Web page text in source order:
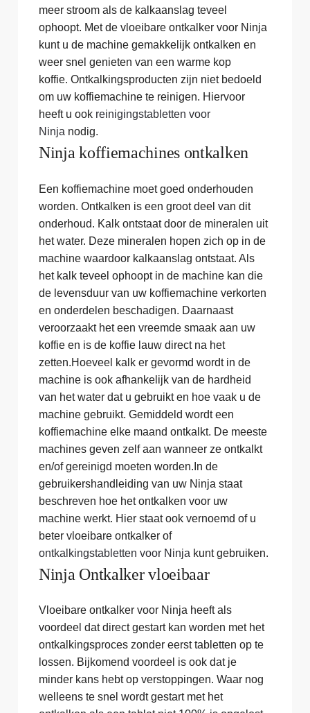
meer stroom als de kalkaanslag teveel
ophoopt. Met de vloeibare ontkalker voor Ninja
kunt u de machine gemakkelijk ontkalken en
weer snel genieten van een warme kop
koffie. Ontkalkingsproducten zijn niet bedoeld
om uw koffiemachine te reinigen. Hiervoor
heeft u ook reinigingstabletten voor
Ninja nodig.
Ninja koffiemachines ontkalken
Een koffiemachine moet goed onderhouden
worden. Ontkalken is een groot deel van dit
onderhoud. Kalk ontstaat door de mineralen uit
het water. Deze mineralen hopen zich op in de
machine waardoor kalkaanslag ontstaat. Als
het kalk teveel ophoopt in de machine kan die
de levensduur van uw koffiemachine verkorten
en onderdelen beschadigen. Daarnaast
veroorzaakt het een vreemde smaak aan uw
koffie en is de koffie lauw direct na het
zetten.Hoeveel kalk er gevormd wordt in de
machine is ook afhankelijk van de hardheid
van het water dat u gebruikt en hoe vaak u de
machine gebruikt. Gemiddeld wordt een
koffiemachine elke maand ontkalkt. De meeste
machines geven zelf aan wanneer ze ontkalkt
en/of gereinigd moeten worden.In de
gebruikershandleiding van uw Ninja staat
beschreven hoe het ontkalken voor uw
machine werkt. Hier staat ook vernoemd of u
beter vloeibare ontkalker of
ontkalkingstabletten voor Ninja kunt gebruiken.
Ninja Ontkalker vloeibaar
Vloeibare ontkalker voor Ninja heeft als
voordeel dat direct gestart kan worden met het
ontkalkingsproces zonder eerst tabletten op te
lossen. Bijkomend voordeel is ook dat je
minder kans hebt op verstoppingen. Waar nog
welleens te snel wordt gestart met het